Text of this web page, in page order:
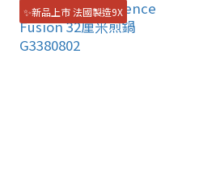
✨新品上市 法國製造9X